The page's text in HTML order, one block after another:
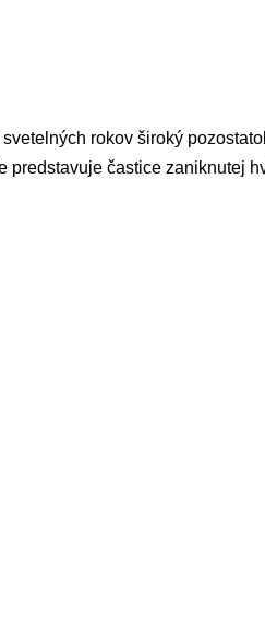
svetelných rokov široký
predstavuje častice zaniknutej